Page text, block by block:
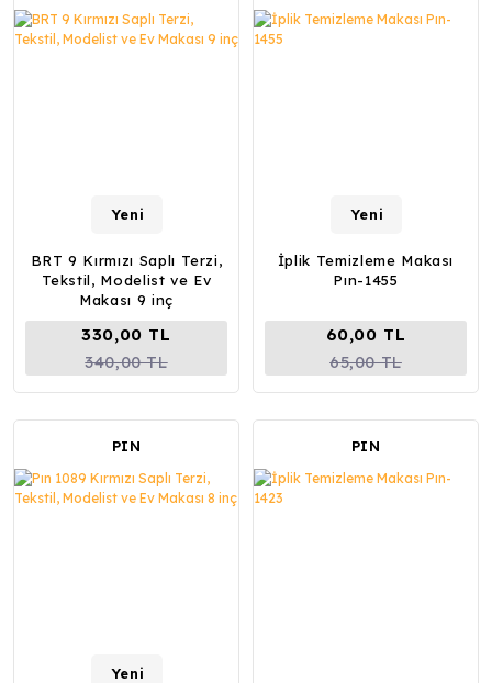
Yeni
BRT 9 Kırmızı Saplı Terzi,
Tekstil, Modelist ve Ev
Makası 9 inç
330,00 TL
340,00 TL
Yeni
İplik Temizleme Makası
Pın-1455
60,00 TL
65,00 TL
PIN
Yeni
PIN